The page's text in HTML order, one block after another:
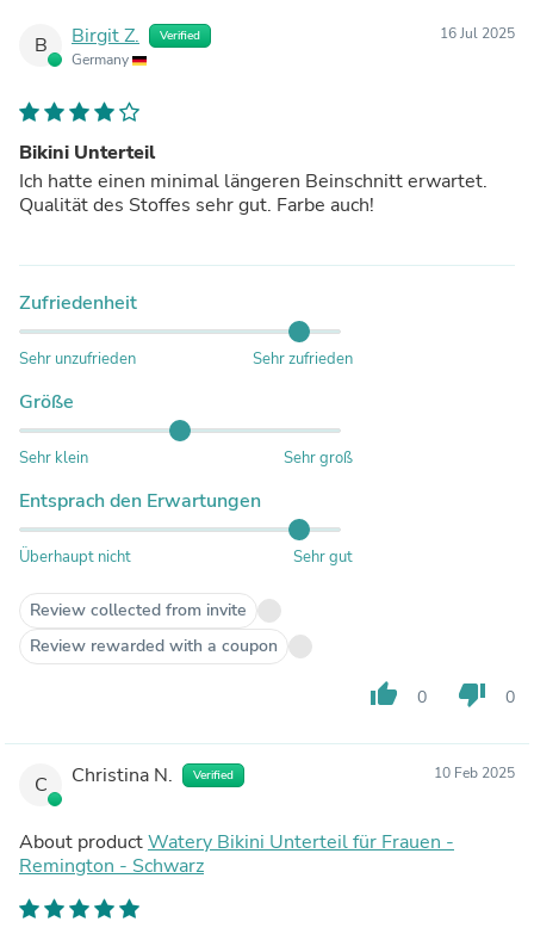
B Birgit Z. Verified
Germany
16 Jul 2025
Bikini Unterteil
Ich hatte einen minimal längeren Beinschnitt erwartet.
Qualität des Stoffes sehr gut. Farbe auch!
Zufriedenheit
Sehr unzufrieden Sehr zufrieden
Größe
Sehr klein Sehr groß
Entsprach den Erwartungen
Überhaupt nicht Sehr gut
Review collected from invite
Review rewarded with a coupon
thumb_up 0 thumb_down 0
C Christina N. Verified 10 Feb 2025
About productWatery Bikini Unterteil für Frauen -
Remington - Schwarz